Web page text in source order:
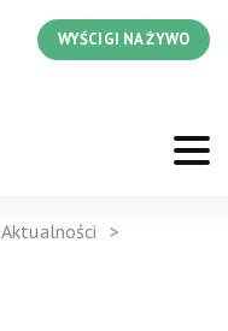
WYŚCIGI NA ŻYWO
Aktualności